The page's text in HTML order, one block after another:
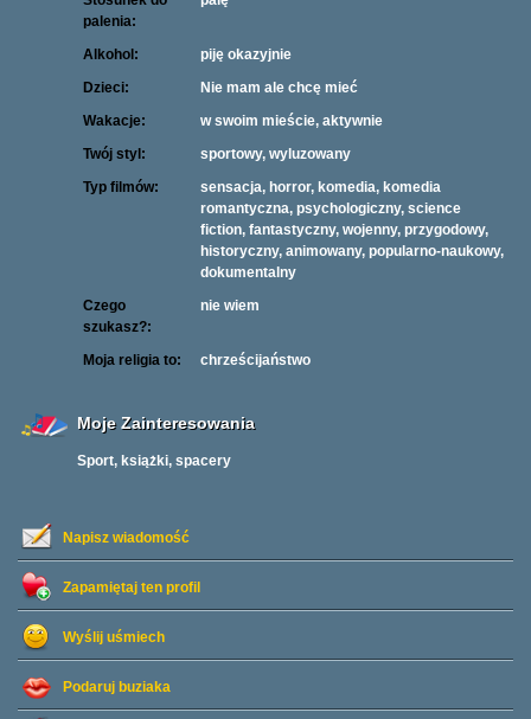
Napisz wiadomość
Zapamiętaj ten profil
Wyślij uśmiech
Podaruj buziaka
palenia:
Alkohol:
piję okazyjnie
Dzieci:
Nie mam ale chcę mieć
Wakacje:
w swoim mieście, aktywnie
Twój styl:
sportowy, wyluzowany
Typ filmów:
sensacja, horror, komedia, komedia
romantyczna, psychologiczny, science
fiction, fantastyczny, wojenny, przygodowy,
historyczny, animowany, popularno-naukowy,
dokumentalny
Czego
szukasz?:
nie wiem
Moja religia to: chrześcijaństwo
Moje Zainteresowania
Sport, książki, spacery